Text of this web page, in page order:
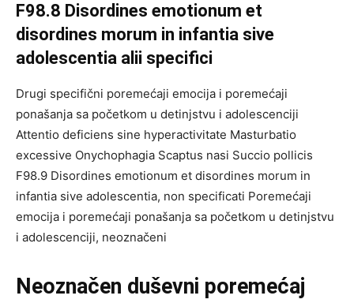
F98.8 Disordines emotionum et
disordines morum in infantia sive
adolescentia alii specifici
Drugi specifični poremećaji emocija i poremećaji
ponašanja sa početkom u detinjstvu i adolescenciji
Attentio deficiens sine hyperactivitate Masturbatio
excessive Onychophagia Scaptus nasi Succio pollicis
F98.9 Disordines emotionum et disordines morum in
infantia sive adolescentia, non specificati Poremećaji
emocija i poremećaji ponašanja sa početkom u detinjstvu
i adolescenciji, neoznačeni
Neoznačen duševni poremećaj